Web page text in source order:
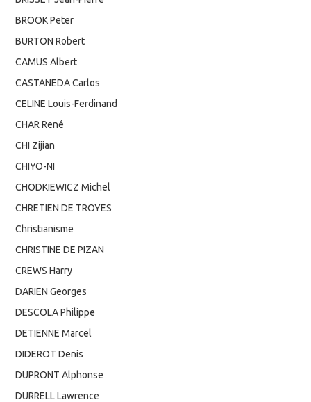
BROOK Peter
BURTON Robert
CAMUS Albert
CASTANEDA Carlos
CELINE Louis-Ferdinand
CHAR René
CHI Zijian
CHIYO-NI
CHODKIEWICZ Michel
CHRETIEN DE TROYES
Christianisme
CHRISTINE DE PIZAN
CREWS Harry
DARIEN Georges
DESCOLA Philippe
DETIENNE Marcel
DIDEROT Denis
DUPRONT Alphonse
DURRELL Lawrence